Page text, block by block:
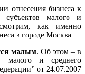
отнесения бизнеса к
субъектов малого и
как именно
в городе Москва.
малым. Об этом – в
малого и среднего
от 24.07.2007